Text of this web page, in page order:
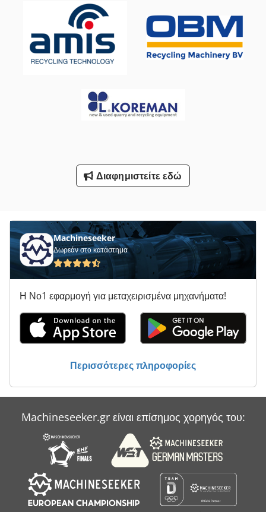
Τρόλεϊ Μεταφοράς Παλετών
Υποστήριγμα-Με Άξονα
Φθάσουν Φορτηγά Οχήματα
Διαφημιστείτε εδώ
Machineseeker
Δωρεάν στο κατάστημα
Η Νο1 εφαρμογή για μεταχειρισμένα μηχανήματα!
Περισσότερες πληροφορίες
Machineseeker.gr είναι επίσημος χορηγός του: